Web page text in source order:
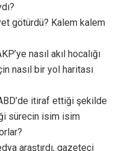
götürdü? Kalem kalem
nasıl akıl hocalığı
nasıl bir yol haritası
itiraf ettiği şekilde
sürecin isim isim
araştırdı, gazeteci